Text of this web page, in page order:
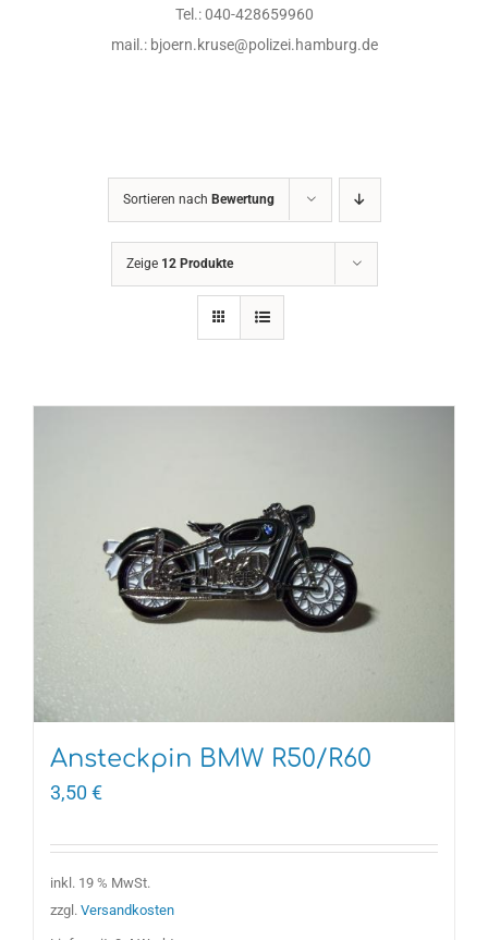
Tel.: 040-428659960
mail.: bjoern.kruse@polizei.hamburg.de
Sortieren nach Bewertung
Zeige 12 Produkte
Ansteckpin BMW R50/R60
3,50 €
inkl. 19 % MwSt.
zzgl. Versandkosten